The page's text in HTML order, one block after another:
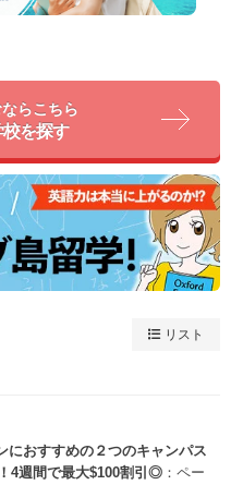
らこちら
を探す
リスト
におすすめの２つのキャンパス
4週間で最大$100割引◎：ペー